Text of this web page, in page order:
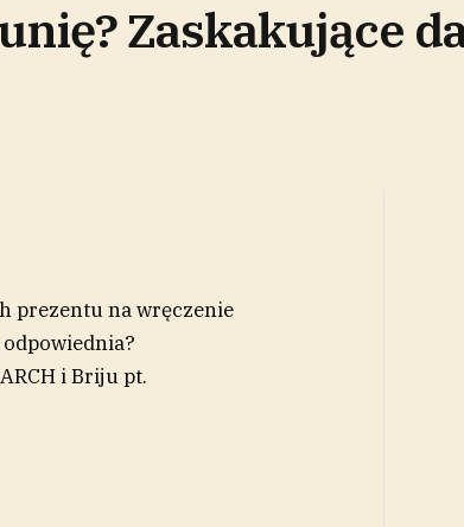
Zaskakujące
prezentu na wręczenie
i Briju pt.